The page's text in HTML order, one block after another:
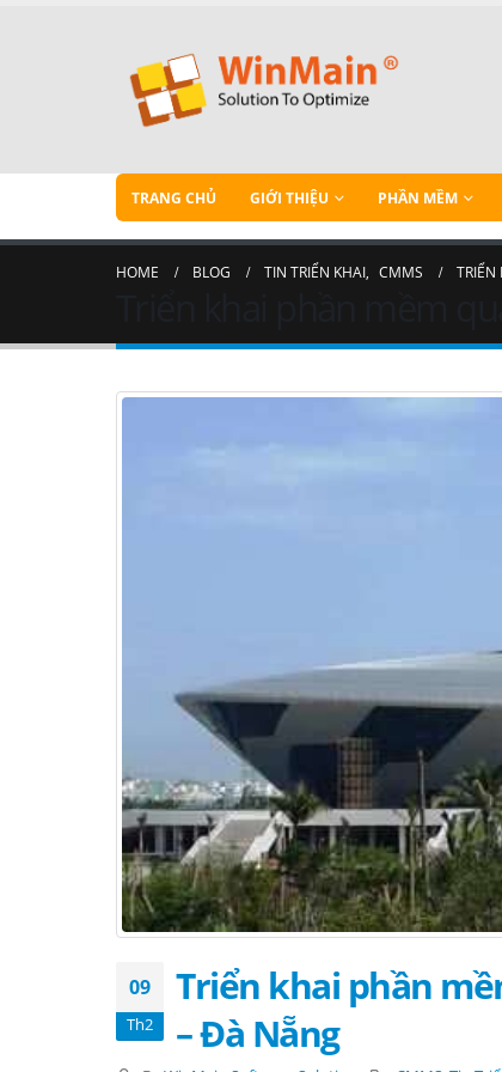
TRANG CHỦ GIỚI THIỆU PHẦN MỀM
HOME BLOG TIN TRIỂN KHAI, CMMS TRIỂN
09
Th2
Triển khai phần
– Đà Nẵng